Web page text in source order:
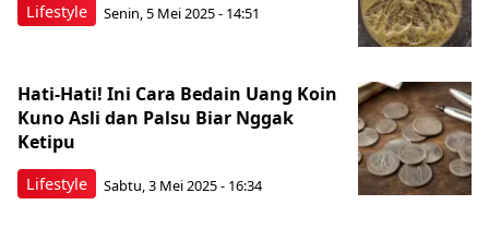
Lifestyle Senin, 5 Mei 2025 - 14:51
Lifestyle
Hati-Hati! Ini Cara Bedain Uang Koin
Kuno Asli dan Palsu Biar Nggak
Ketipu
Sabtu, 3 Mei 2025 - 16:34